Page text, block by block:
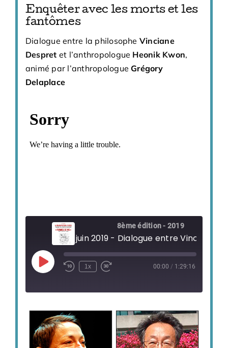
Enquêter avec les morts et les
fantômes
Dialogue entre la philosophe Vinciane
Despret et l’anthropologue Heonik Kwon,
animé par l’anthropologueGrégory
Delaplace
8ème édition - 2019
Play
Episode
1x 00:00 / 1:29:16